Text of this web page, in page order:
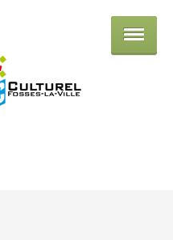
Centre culturel de Fosses-la-Ville